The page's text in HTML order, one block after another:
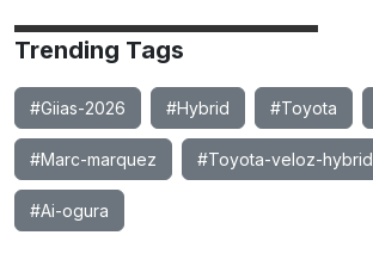
Trending Tags
#Giias-2026 #Hybrid #Toyota
#Marc-marquez #Toyota-veloz-hybrid
#Ai-ogura